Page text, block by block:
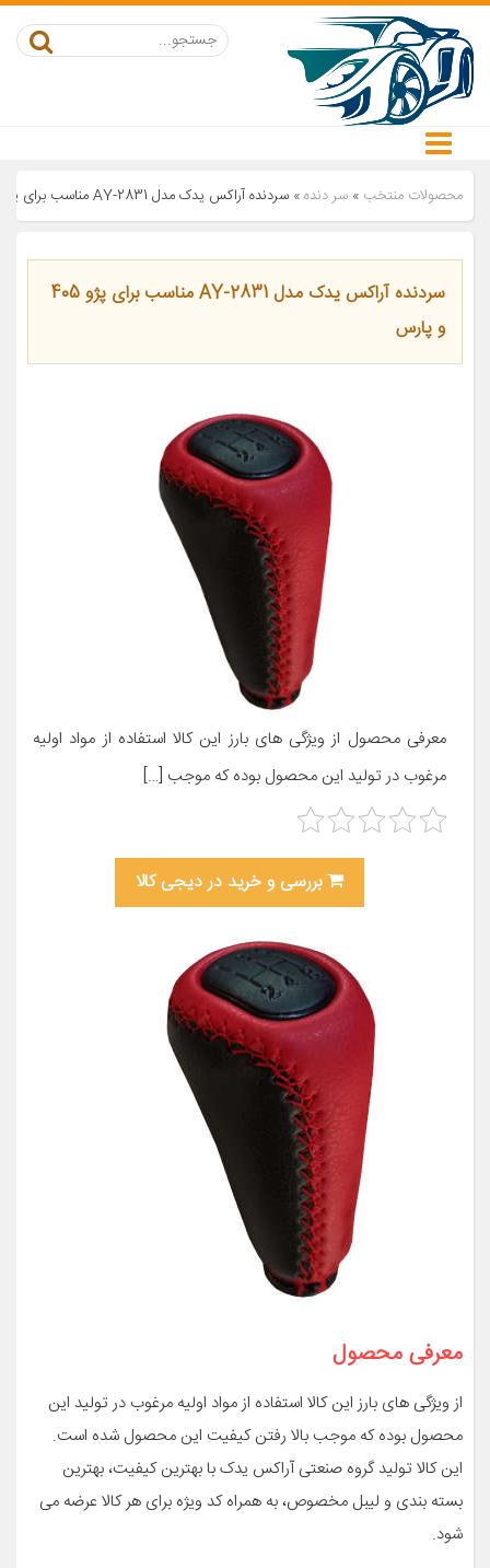
محصولات منتخب » سر دنده» سردنده آراکس یدک مدل AY-2831 مناسب برای پژو 405 و پارس
سردنده آراکس یدک مدل AY-2831 مناسب برای پژو 405
و پارس
معرفی محصول از ویژگی های بارز این کالا استفاده از مواد اولیه
مرغوب در تولید این محصول بوده که موجب […]
بررسی و خرید در دیجی کالا
معرفی محصول
از ویژگی های بارز این کالا استفاده از مواد اولیه مرغوب در تولید این
محصول بوده که موجب بالا رفتن کیفیت این محصول شده است.
این کالا تولید گروه صنعتی آراکس یدک با بهترین کیفیت، بهترین
بسته بندی و لیبل مخصوص، به همراه کد ویژه برای هر کالا عرضه می
شود.